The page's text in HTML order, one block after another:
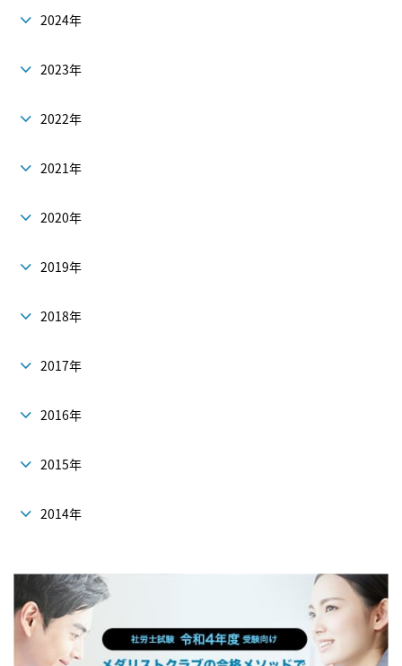
2024年
2023年
2022年
2021年
2020年
2019年
2018年
2017年
2016年
2015年
2014年